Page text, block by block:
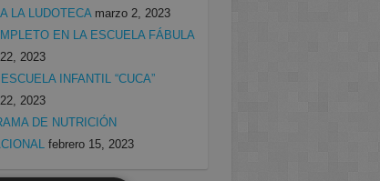
LA LUDOTECA marzo 2, 2023
EN LA ESCUELA FÁBULA
2023
INFANTIL “CUCA”
2023
DE NUTRICIÓN
febrero 15, 2023